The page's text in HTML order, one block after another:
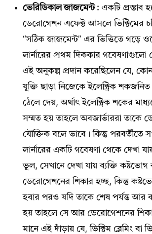
ভেরিডিকাল জাজমেন্ট : একটি প্রস্তাব
ডেরোগেশন এফেক্ট আসলে ভিক্টিমের
“সঠিক জাজমেন্ট” এর ভিত্তিতে গড়ে
লার্নারের প্রথম দিককার
এই অনুকল্প প্রদান করেছিলেন যে,
যুক্তি ছাড়া নিজেকে ইলেক্ট্রিক
ঠেলে দেয়, অর্থাৎ ইলেক্ট্রিক শকের
সম্মত হয় তাহলে অবজার্ভাররা তাকে
যৌক্তিক বলে ভাবে। কিন্তু পরবর্তীতে
লার্নারের একটি গবেষণা থেকে দেখা
ভুল, সেখানে দেখা যায় ব্যক্তি কষ্টভোগ
ডেরোগেশনের শিকার হচ্ছ, কিন্তু
হবার পরও যদি তাকে শেষ পর্যন্ত আর
হয় তাহলে সে আর ডেরোগেশনের
মানে এই দাঁড়ায় যে, ভিক্টিম ব্লেমিং বা